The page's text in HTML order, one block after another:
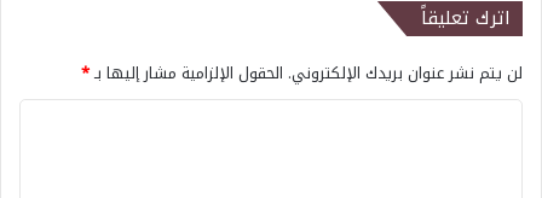
اترك تعليقاً
لن يتم نشر عنوان بريدك الإلكتروني. الحقول الإلزامية مشار إليها بـ*